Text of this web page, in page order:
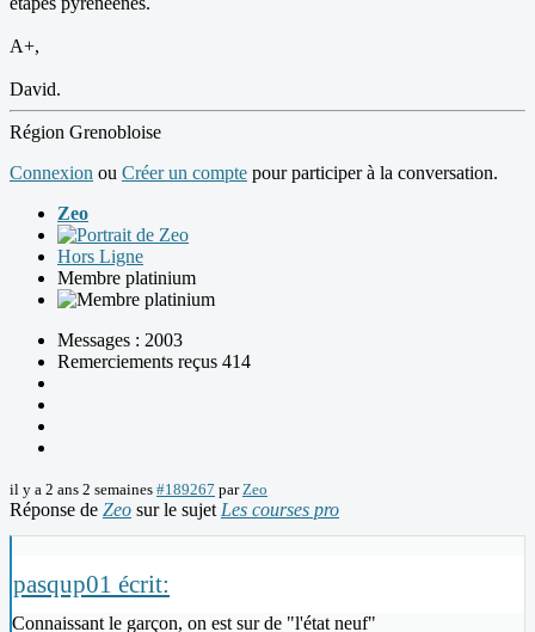
A+,
David.
Région Grenobloise
Connexion ou Créer un compte pour participer à la conversation.
Zeo
Hors Ligne
Membre platinium
Messages : 2003
Remerciements reçus 414
il y a 2 ans 2 semaines #189267 par Zeo
Réponse de Zeo sur le sujet Les courses pro
pasqup01 écrit:
Connaissant le garçon, on est sur de "l'état neuf"